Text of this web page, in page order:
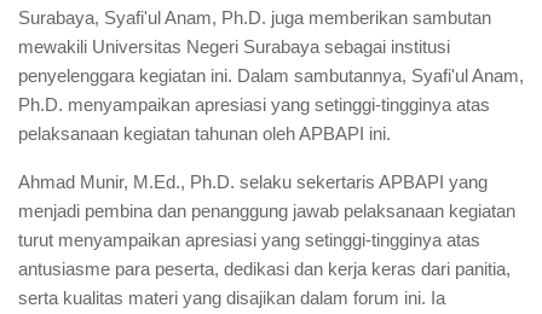
Surabaya, Syafi'ul Anam, Ph.D. juga memberikan sambutan
mewakili Universitas Negeri Surabaya sebagai institusi
penyelenggara kegiatan ini. Dalam sambutannya, Syafi'ul Anam,
Ph.D. menyampaikan apresiasi yang setinggi-tingginya atas
pelaksanaan kegiatan tahunan oleh APBAPI ini.
Ahmad Munir, M.Ed., Ph.D. selaku sekertaris APBAPI yang
menjadi pembina dan penanggung jawab pelaksanaan kegiatan
turut menyampaikan apresiasi yang setinggi-tingginya atas
antusiasme para peserta, dedikasi dan kerja keras dari panitia,
serta kualitas materi yang disajikan dalam forum ini. Ia